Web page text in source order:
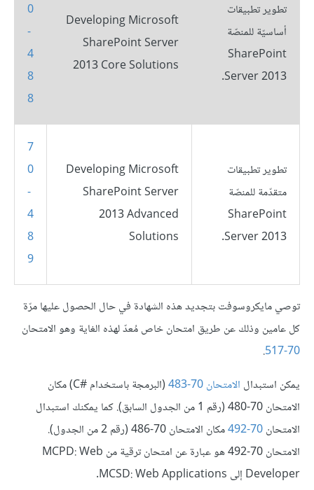
تطوير تطبيقات
أساسيّة للمنصّة
SharePoint
Server 2013.
Developing Microsoft
SharePoint Server
2013 Core Solutions
0
-
4
8
8
تطوير تطبيقات
متقدّمة للمنصّة
SharePoint
Server 2013.
Developing Microsoft
SharePoint Server
2013 Advanced
Solutions
7
0
-
4
8
9
توصي مايكروسوفت بتجديد هذه الشهادة في حال الحصول عليها مرّة
كل عامين وذلك عن طريق امتحان خاص مُعدّ لهذه الغاية وهو الامتحان
70-517
.
يمكن استبدال الامتحان70-483
(البرمجة باستخدام #C) مكان
الامتحان 70-480 (رقم 1 من الجدول السابق). كما يمكنك استبدال
الامتحان70-492
مكان الامتحان 70-486 (رقم 2 من الجدول).
الامتحان 70-492 هو عبارة عن امتحان ترقية من MCPD: Web
Developer إلى MCSD: Web Applications.